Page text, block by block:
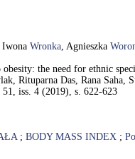
Iwona Wronka, Agnieszka
obesity: the need for ethnic
Rituparna Das, Rana Saha,
iss. 4 (2019), s. 622-623
; BODY MASS INDEX ;